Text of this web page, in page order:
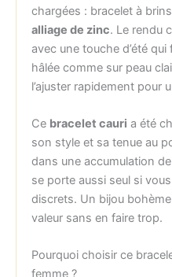
chargées : bracelet à
alliage de zinc. Le rendu
avec une touche d’été
hâlée comme sur peau
l’ajuster rapidement pour
Ce bracelet cauri a été
son style et sa tenue au
dans une accumulation
se porte aussi seul si
discrets. Un bijou
valeur sans en faire trop.
Pourquoi choisir ce